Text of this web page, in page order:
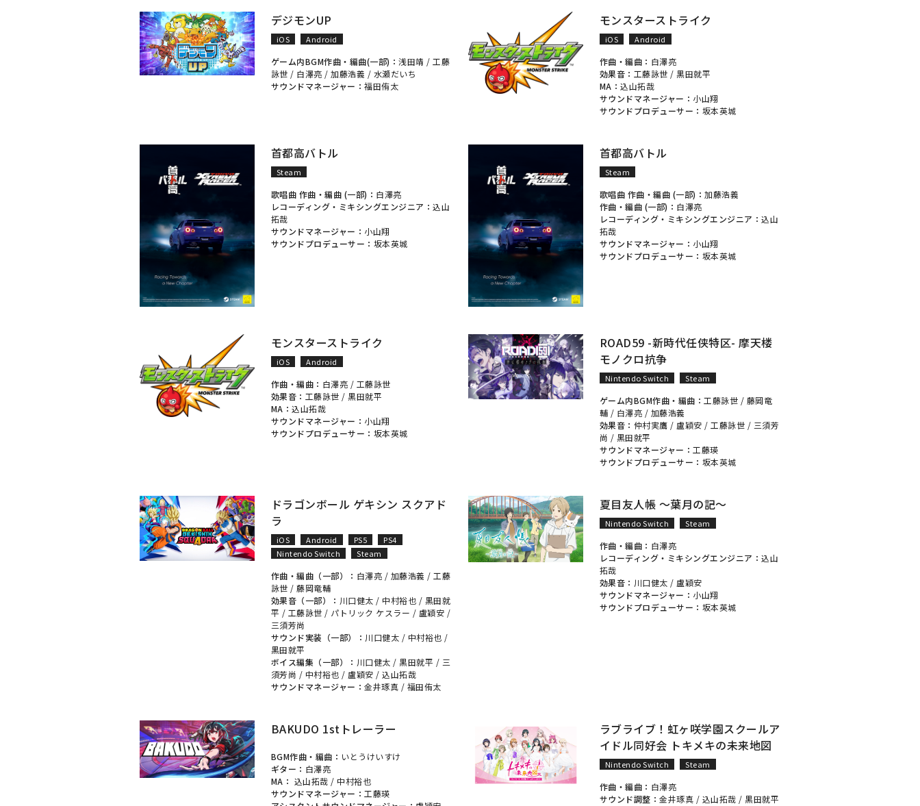
デジモンUP
iOS Android
ゲーム内BGM作曲・編曲(一部)：浅田靖 /工藤
詠世 / 白澤亮 /加藤浩義 / 水瀬だいち
サウンドマネージャー：福田侑太
モンスターストライク
iOS Android
作曲・編曲： 白澤亮
効果音： 工藤詠世 /黒田就平
MA：込山拓哉
サウンドマネージャー： 小山翔
サウンドプロデューサー： 坂本英城
首都高バトル
Steam
歌唱曲 作曲・編曲 (一部)： 白澤亮
レコーディング・ミキシングエンジニア：込山
拓哉
サウンドマネージャー： 小山翔
サウンドプロデューサー： 坂本英城
首都高バトル
Steam
歌唱曲 作曲・編曲 (一部)：加藤浩義
作曲・編曲 (一部)： 白澤亮
レコーディング・ミキシングエンジニア：込山
拓哉
サウンドマネージャー： 小山翔
サウンドプロデューサー： 坂本英城
モンスターストライク
iOS Android
作曲・編曲： 白澤亮 / 工藤詠世
効果音： 工藤詠世 /黒田就平
MA：込山拓哉
サウンドマネージャー： 小山翔
サウンドプロデューサー： 坂本英城
ROAD59 -新時代任侠特区- 摩天楼
モノクロ抗争
Nintendo Switch Steam
ゲーム内BGM作曲・編曲：工藤詠世 / 藤岡竜
輔 / 白澤亮 / 加藤浩義
効果音： 仲村実鷹 / 盧穎安 /工藤詠世 / 三須芳
尚 / 黒田就平
サウンドマネージャー：工藤瑛
サウンドプロデューサー： 坂本英城
ドラゴンボール ゲキシン スクアド
ラ
iOS Android PS5
PS4
Nintendo Switch
Steam
作曲・編曲（一部）： 白澤亮 / 加藤浩義 /工藤
詠世 /藤岡竜輔
効果音（一部）： 川口健太 / 中村裕也 / 黒田就
平 / 工藤詠世 / パトリック ケスラー / 盧穎安 /
三須芳尚
サウンド実装（一部）： 川口健太 / 中村裕也 /
黒田就平
ボイス編集（一部）： 川口健太 /黒田就平 / 三
須芳尚 / 中村裕也 / 盧穎安 /込山拓哉
サウンドマネージャー：金井琢真 / 福田侑太
夏目友人帳 〜葉月の記〜
Nintendo Switch Steam
作曲・編曲： 白澤亮
レコーディング・ミキシングエンジニア：込山
拓哉
効果音： 川口健太 / 盧穎安
サウンドマネージャー： 小山翔
サウンドプロデューサー： 坂本英城
BAKUDO 1stトレーラー
BGM作曲・編曲： いとうけいすけ
ギター： 白澤亮
MA： 込山拓哉 / 中村裕也
サウンドマネージャー：工藤瑛
ラブライブ！虹ヶ咲学園スクールア
イドル同好会 トキメキの未来地図
Nintendo Switch Steam
作曲・編曲： 白澤亮
サウンド調整：金井琢真 / 込山拓哉 /黒田就平